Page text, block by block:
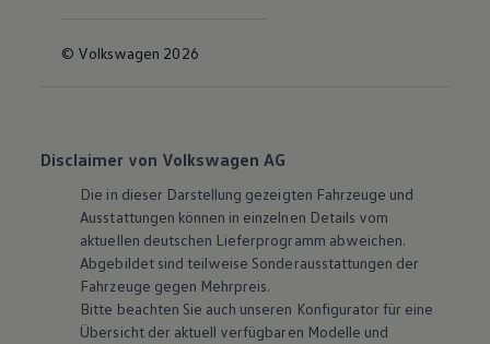
© Volkswagen 2026
Disclaimer von Volkswagen AG
Die in dieser Darstellung gezeigten Fahrzeuge und
Ausstattungen können in einzelnen Details vom
aktuellen deutschen Lieferprogramm abweichen.
Abgebildet sind teilweise Sonderausstattungen der
Fahrzeuge gegen Mehrpreis.
Bitte beachten Sie auch unseren Konfigurator für eine
Übersicht der aktuell verfügbaren Modelle und